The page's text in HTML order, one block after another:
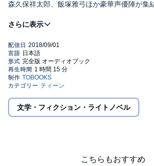
森久保祥太郎、飯塚雅弓ほか豪華声優陣が集
■CAST
クリーオウ・フィンランディ：飯塚雅弓
マジク・リン（青年）：鈴木千尋
マジク・リン（少年）／ＢＢ：南央美
ハーティア・アーレンフォード：置鮎龍太郎
ボルカノ・ボルカン：伊倉一恵
ドーチン：椎名へきる
コンスタンス・マギー：高橋美佳子
キース・ロイヤル：緑川光
ボニー・マギー：大原さやか
マリアベル・エバーラスティン：雪野五月
※本商品は「魔術士オーフェン しゃべる無謀
いたドラマＣＤの単体商品です。収録内容は
©2018 2018 Yoshinobu Akita / TOBOOKS
文学・フィクション・ライトノベル
こちらもおすすめ